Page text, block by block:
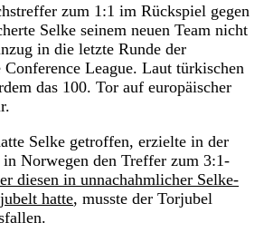
zum 1:1 im Rückspiel gegen
Selke seinem neuen Team nicht
in die letzte Runde der
League. Laut türkischen
das 100. Tor auf europäischer
Selke getroffen, erzielte in der
in Norwegen den Treffer zum 3:1-
diesen in unnachahmlicher Selke-
hatte, musste der Torjubel